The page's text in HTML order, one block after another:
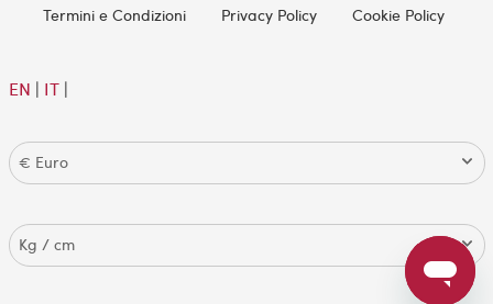
Termini e Condizioni Privacy Policy Cookie Policy
EN | IT|